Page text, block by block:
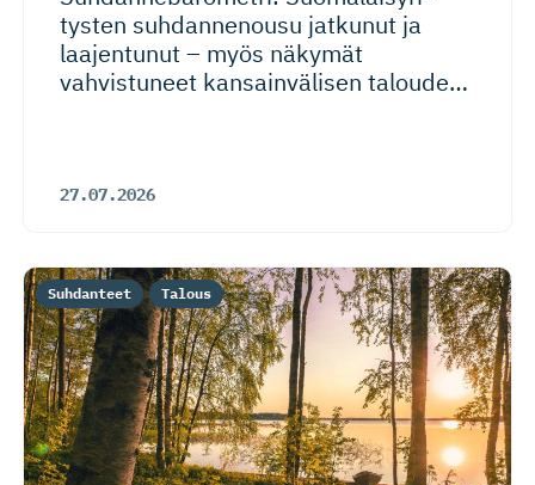
tysten suhdannenousu jatkunut ja
laajentunut – myös näkymät
vahvistuneet kansainvälisen talouden
27.07.2026
Suhdanteet Talous